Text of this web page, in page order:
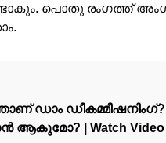
പൊതു രംഗത്ത്
ഡാം ഡീകമ്മീഷനിംഗ്?
ആകുമോ? | Watch Video